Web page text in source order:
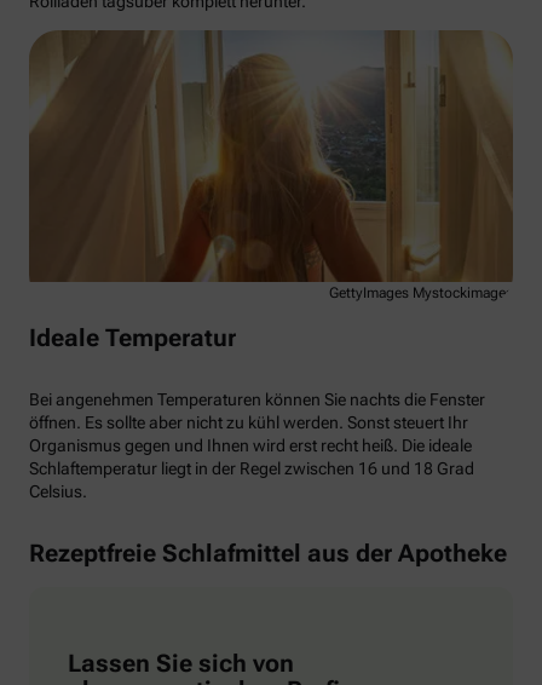
GettyImages Mystockimages
Ideale Temperatur
Bei angenehmen Temperaturen können Sie nachts die Fenster
öffnen. Es sollte aber nicht zu kühl werden. Sonst steuert Ihr
Organismus gegen und Ihnen wird erst recht heiß. Die ideale
Schlaftemperatur liegt in der Regel zwischen 16 und 18 Grad
Celsius.
Rezeptfreie Schlafmittel aus der Apotheke
Lassen Sie sich von